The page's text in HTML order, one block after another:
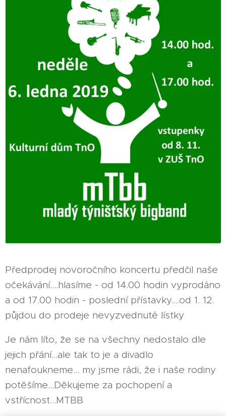
Předprodej novoročního koncertu předčil naše
očekávání....hlasíme - od 14.00 hodin vyprodáno
a od 17.00 hodin - poslední přístavky....od 1. 12.
půjdou do prodeje nevyzvednuté lístky
Je nám líto, že se na všechny nedostalo dle
jejich přání...ale tak to je a divadlo
nenafoukneme... my jsme rádi, že i naše rodiny
potěšíme...Děkujeme za pochopení a
vstřícnost...MTBB